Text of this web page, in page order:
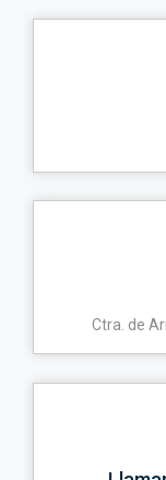
Ctra. de